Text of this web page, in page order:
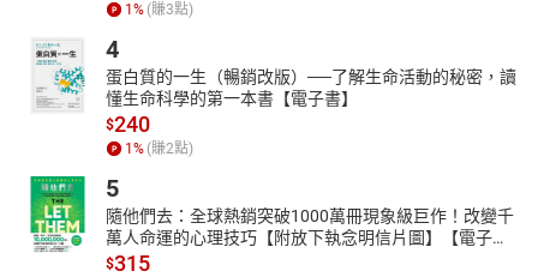
1% (賺3點)
4
蛋白質的一生（暢銷改版）──了解生命活動的秘密，讀
懂生命科學的第一本書【電子書】
$240
1% (賺2點)
5
隨他們去：全球熱銷突破1000萬冊現象級巨作！改變千
萬人命運的心理技巧【附放下執念明信片圖】【電子
書】
$315